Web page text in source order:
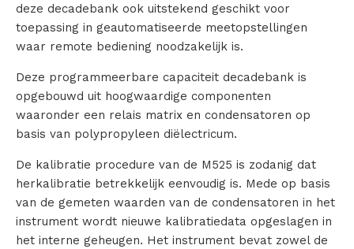
o
d
u
n
deze decadebank ook uitstekend geschikt voor
toepassing in geautomatiseerde meetopstellingen
waar remote bediening noodzakelijk is.
Deze programmeerbare capaciteit decadebank is
opgebouwd uit hoogwaardige componenten
waaronder een relais matrix en condensatoren op
basis van polypropyleen diëlectricum.
De kalibratie procedure van de M525 is zodanig dat
herkalibratie betrekkelijk eenvoudig is. Mede op basis
van de gemeten waarden van de condensatoren in het
instrument wordt nieuwe kalibratiedata opgeslagen in
het interne geheugen. Het instrument bevat zowel de